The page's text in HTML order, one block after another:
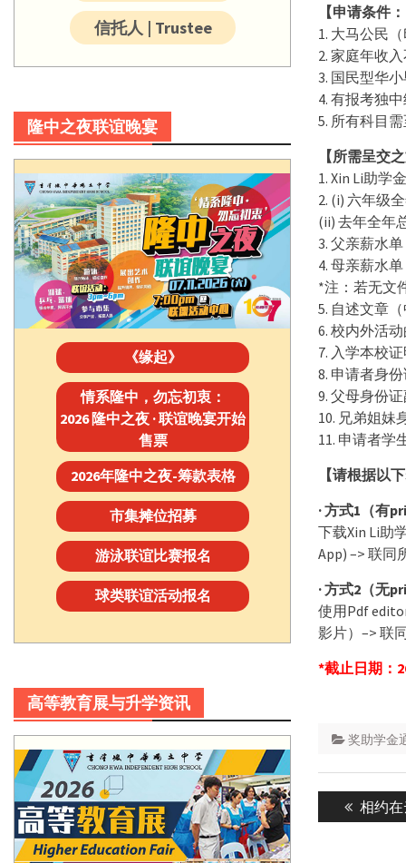
【申请条件
1. 大马公民
2. 家庭年收
3. 国民型华
4. 有报考独
5. 所有科目
【所需呈交
1. Xin Li助学
2. (i) 六年级
(ii) 去年全年
3. 父亲薪水
4. 母亲薪水
*注：若无文
5. 自述文章
6. 校内外活
7. 入学本校
8. 申请者身
9. 父母身份
10. 兄弟姐妹
11. 申请者学
【请根据以
· 方式1（有
下载Xin Li助
App) –> 联同
· 方式2（无
使用Pdf
影片）–> 联
*截止日期：
奖助学金
Post
post:
相约
信托人 | Trustee
隆中之夜联谊晚宴
《缘起》
情系隆中，勿忘初衷：
2026 隆中之夜 · 联谊晚宴开始
售票
2026年隆中之夜-筹款表格
市集摊位招募
游泳联谊比赛报名
球类联谊活动报名
高等教育展与升学资讯